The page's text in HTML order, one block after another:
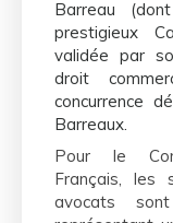
Barreau
prestigieux
validée par
droit
concurrence
Barreaux.
Pour le
Français, les
avocats